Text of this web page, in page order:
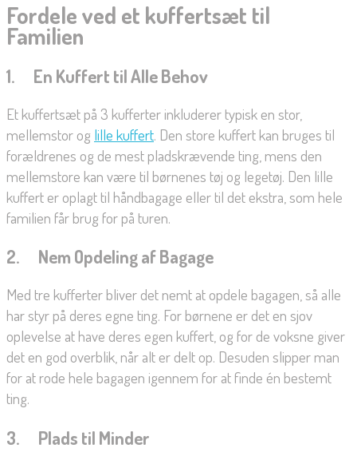
Fordele ved et kuffertsæt til
Familien
1. En Kuffert til Alle Behov
Et kuffertsæt på 3 kufferter inkluderer typisk en stor,
mellemstor og lille kuffert. Den store kuffert kan bruges til
forældrenes og de mest pladskrævende ting, mens den
mellemstore kan være til børnenes tøj og legetøj. Den lille
kuffert er oplagt til håndbagage eller til det ekstra, som hele
familien får brug for på turen.
2. Nem Opdeling af Bagage
Med tre kufferter bliver det nemt at opdele bagagen, så alle
har styr på deres egne ting. For børnene er det en sjov
oplevelse at have deres egen kuffert, og for de voksne giver
det en god overblik, når alt er delt op. Desuden slipper man
for at rode hele bagagen igennem for at finde én bestemt
ting.
3. Plads til Minder